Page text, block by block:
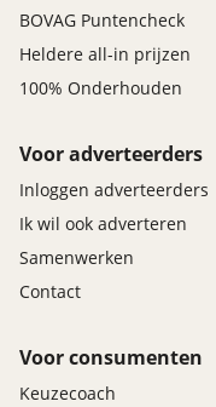
BOVAG Puntencheck
Heldere all-in prijzen
100% Onderhouden
Voor adverteerders
Inloggen adverteerders
Ik wil ook adverteren
Samenwerken
Contact
Voor consumenten
Keuzecoach